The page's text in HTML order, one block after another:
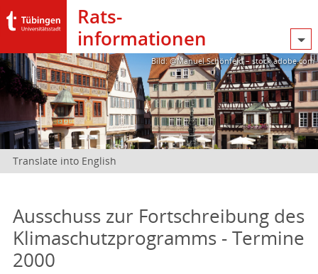
Rats­
informationen
Bild: @Manuel Schönfeld – stock.adobe.com
Translate into English
Ausschuss zur Fortschreibung des
Klimaschutzprogramms - Termine
2000